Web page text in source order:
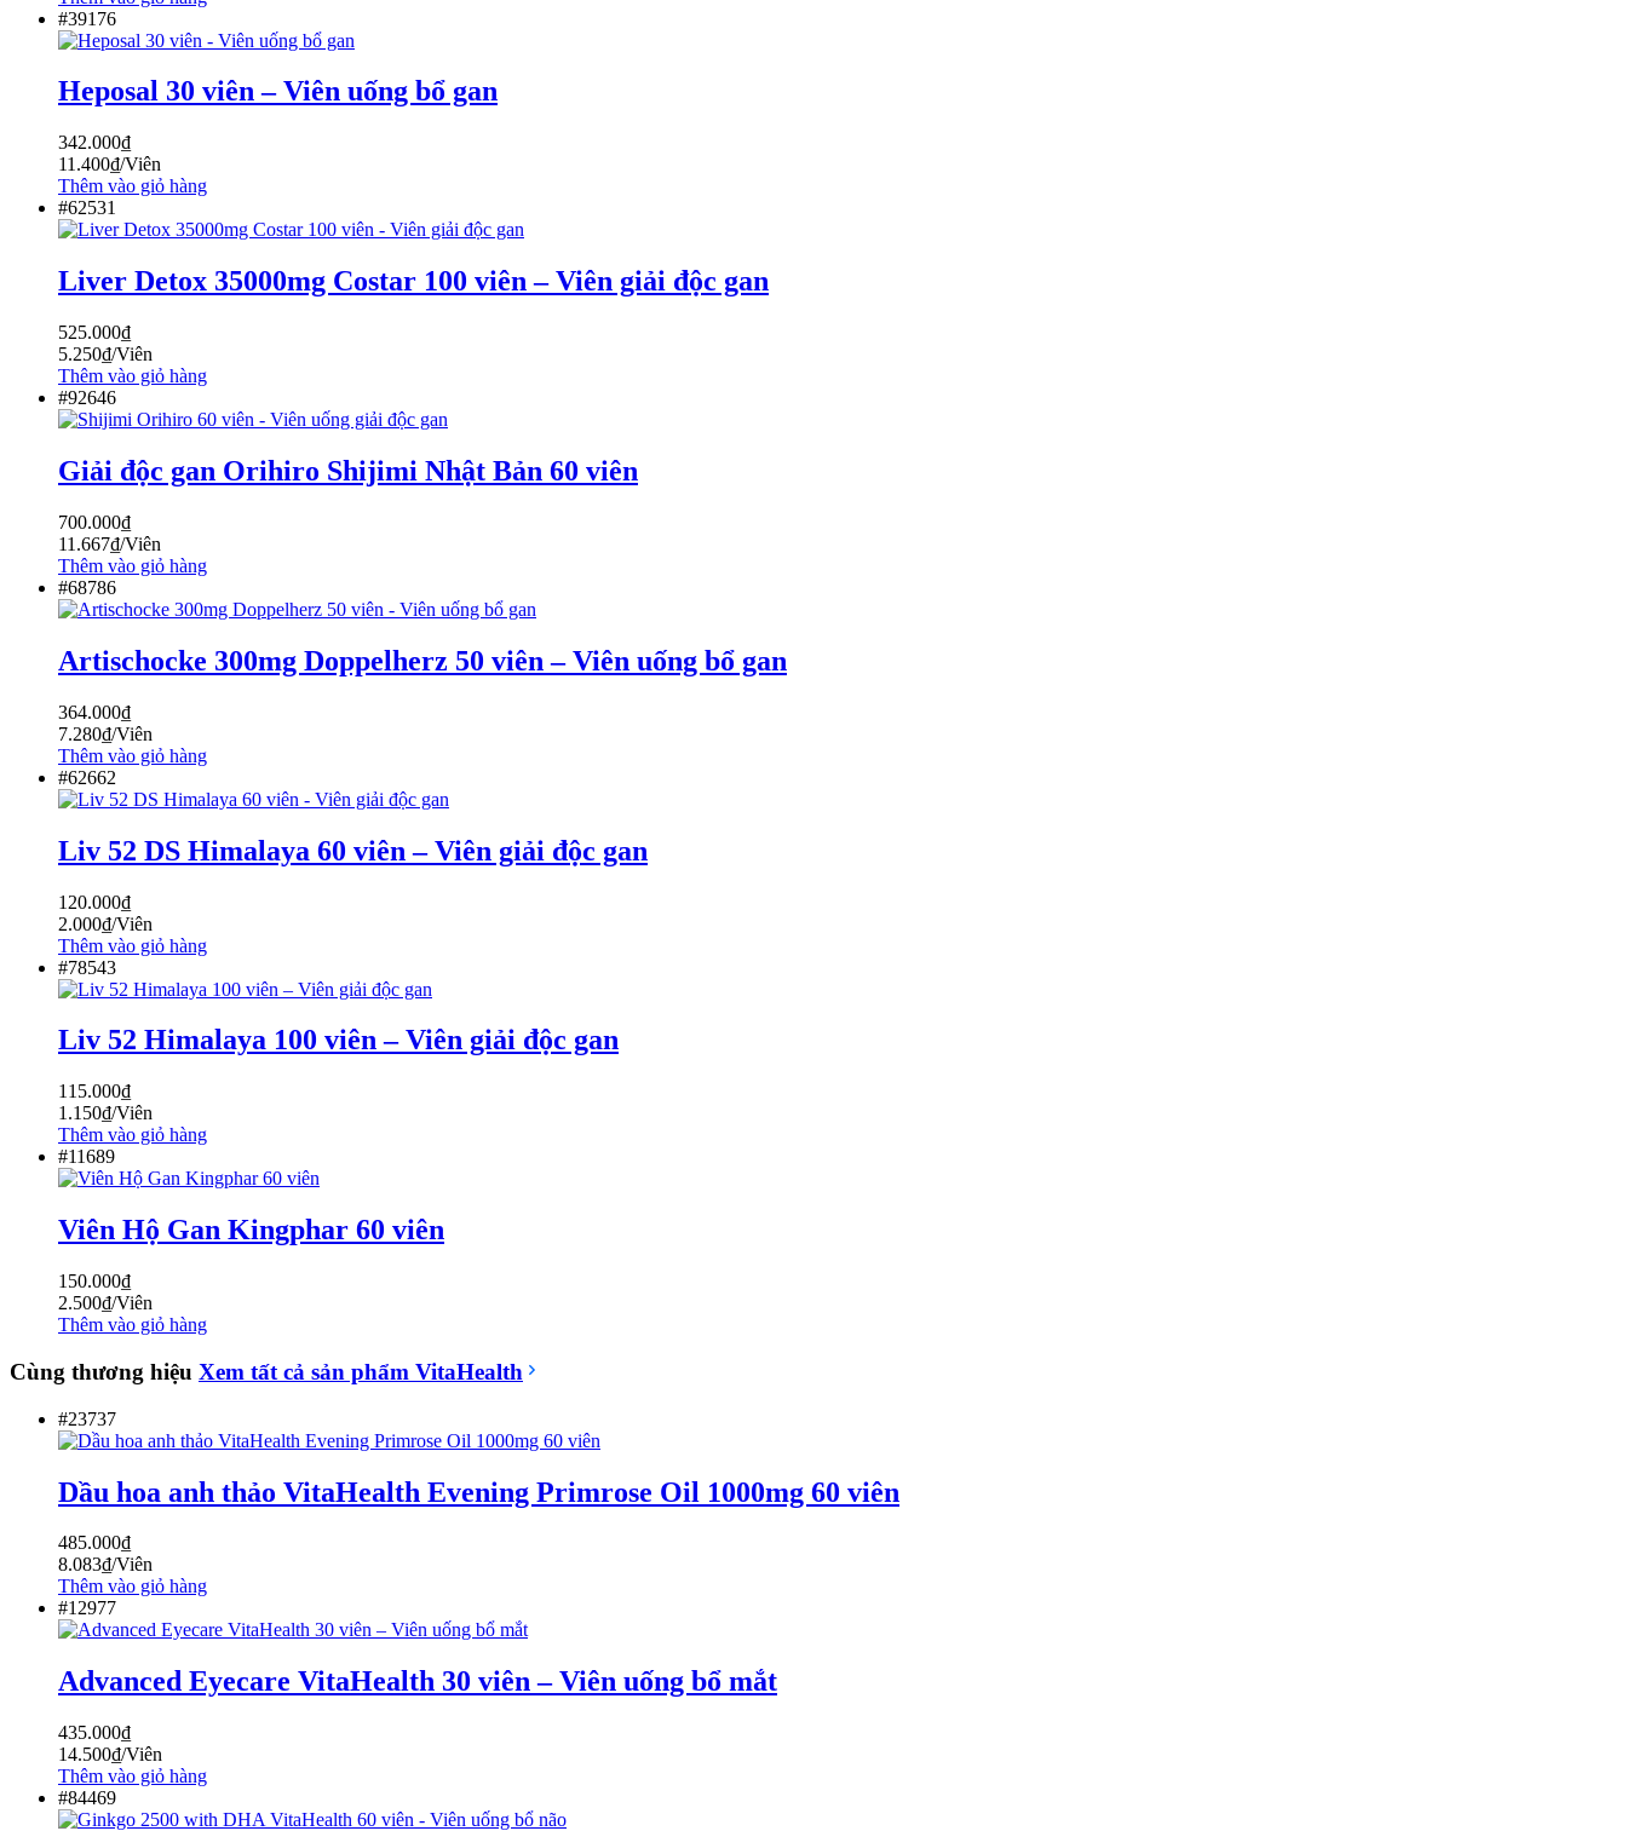
#39176
Heposal 30 viên – Viên uống bổ gan
342.000₫
11.400₫/Viên
Thêm vào giỏ hàng
#62531
Liver Detox 35000mg Costar 100 viên – Viên giải độc gan
525.000₫
5.250₫/Viên
Thêm vào giỏ hàng
#92646
Giải độc gan Orihiro Shijimi Nhật Bản 60 viên
700.000₫
11.667₫/Viên
Thêm vào giỏ hàng
#68786
Artischocke 300mg Doppelherz 50 viên – Viên uống bổ gan
364.000₫
7.280₫/Viên
Thêm vào giỏ hàng
#62662
Liv 52 DS Himalaya 60 viên – Viên giải độc gan
120.000₫
2.000₫/Viên
Thêm vào giỏ hàng
#78543
Liv 52 Himalaya 100 viên – Viên giải độc gan
115.000₫
1.150₫/Viên
Thêm vào giỏ hàng
#11689
Viên Hộ Gan Kingphar 60 viên
150.000₫
2.500₫/Viên
Thêm vào giỏ hàng
Cùng thương hiệu Xem tất cả sản phẩm VitaHealth
#23737
Dầu hoa anh thảo VitaHealth Evening Primrose Oil 1000mg 60 viên
485.000₫
8.083₫/Viên
Thêm vào giỏ hàng
#12977
Advanced Eyecare VitaHealth 30 viên – Viên uống bổ mắt
435.000₫
14.500₫/Viên
Thêm vào giỏ hàng
#84469